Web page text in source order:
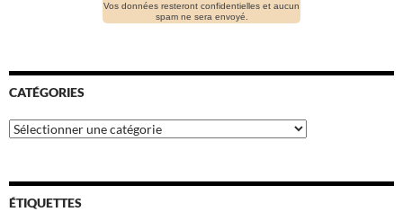
Vos données resteront confidentielles et aucun
spam ne sera envoyé.
CATÉGORIES
Catégories
ÉTIQUETTES